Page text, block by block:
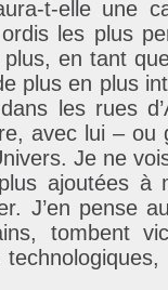
t-elle une
les plus
en tant
plus en plus
les rues
avec lui – ou
Je ne
ajoutées à
J’en pense
tombent